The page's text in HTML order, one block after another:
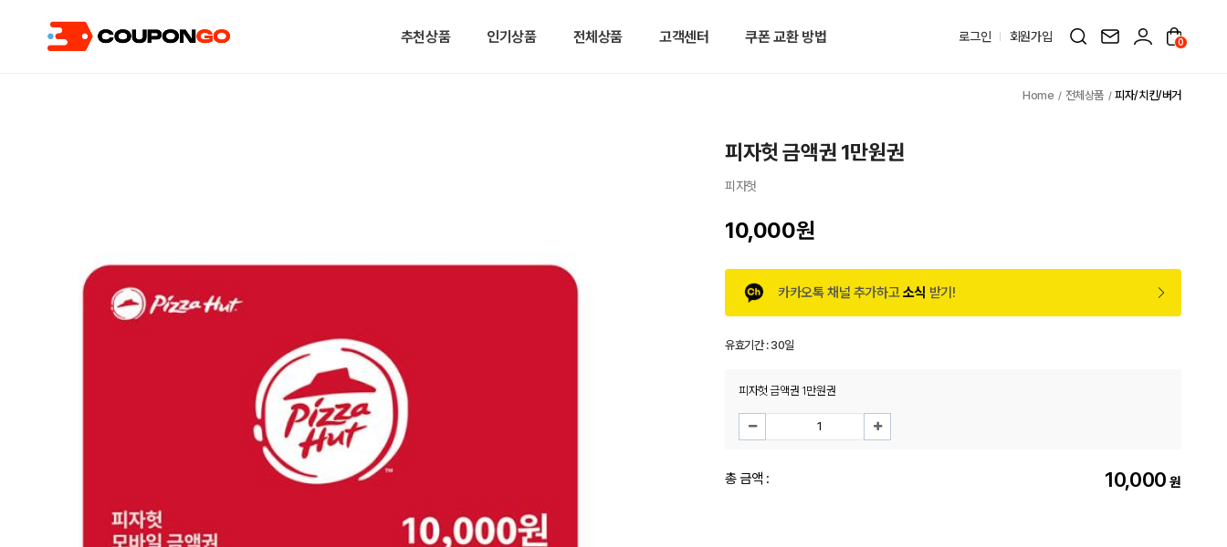
추천상품 인기상품 전체상품 고객센터 쿠폰 교환 방법 로그인 회원가입 0
전체상품 피자/치킨/버거
피자헛 금액권 1만원권
피자헛
10,000원
카카오톡 채널 추가하고소식 받기!
유효기간 :30일
피자헛 금액권 1만원권
총 금액 : 10,000 원